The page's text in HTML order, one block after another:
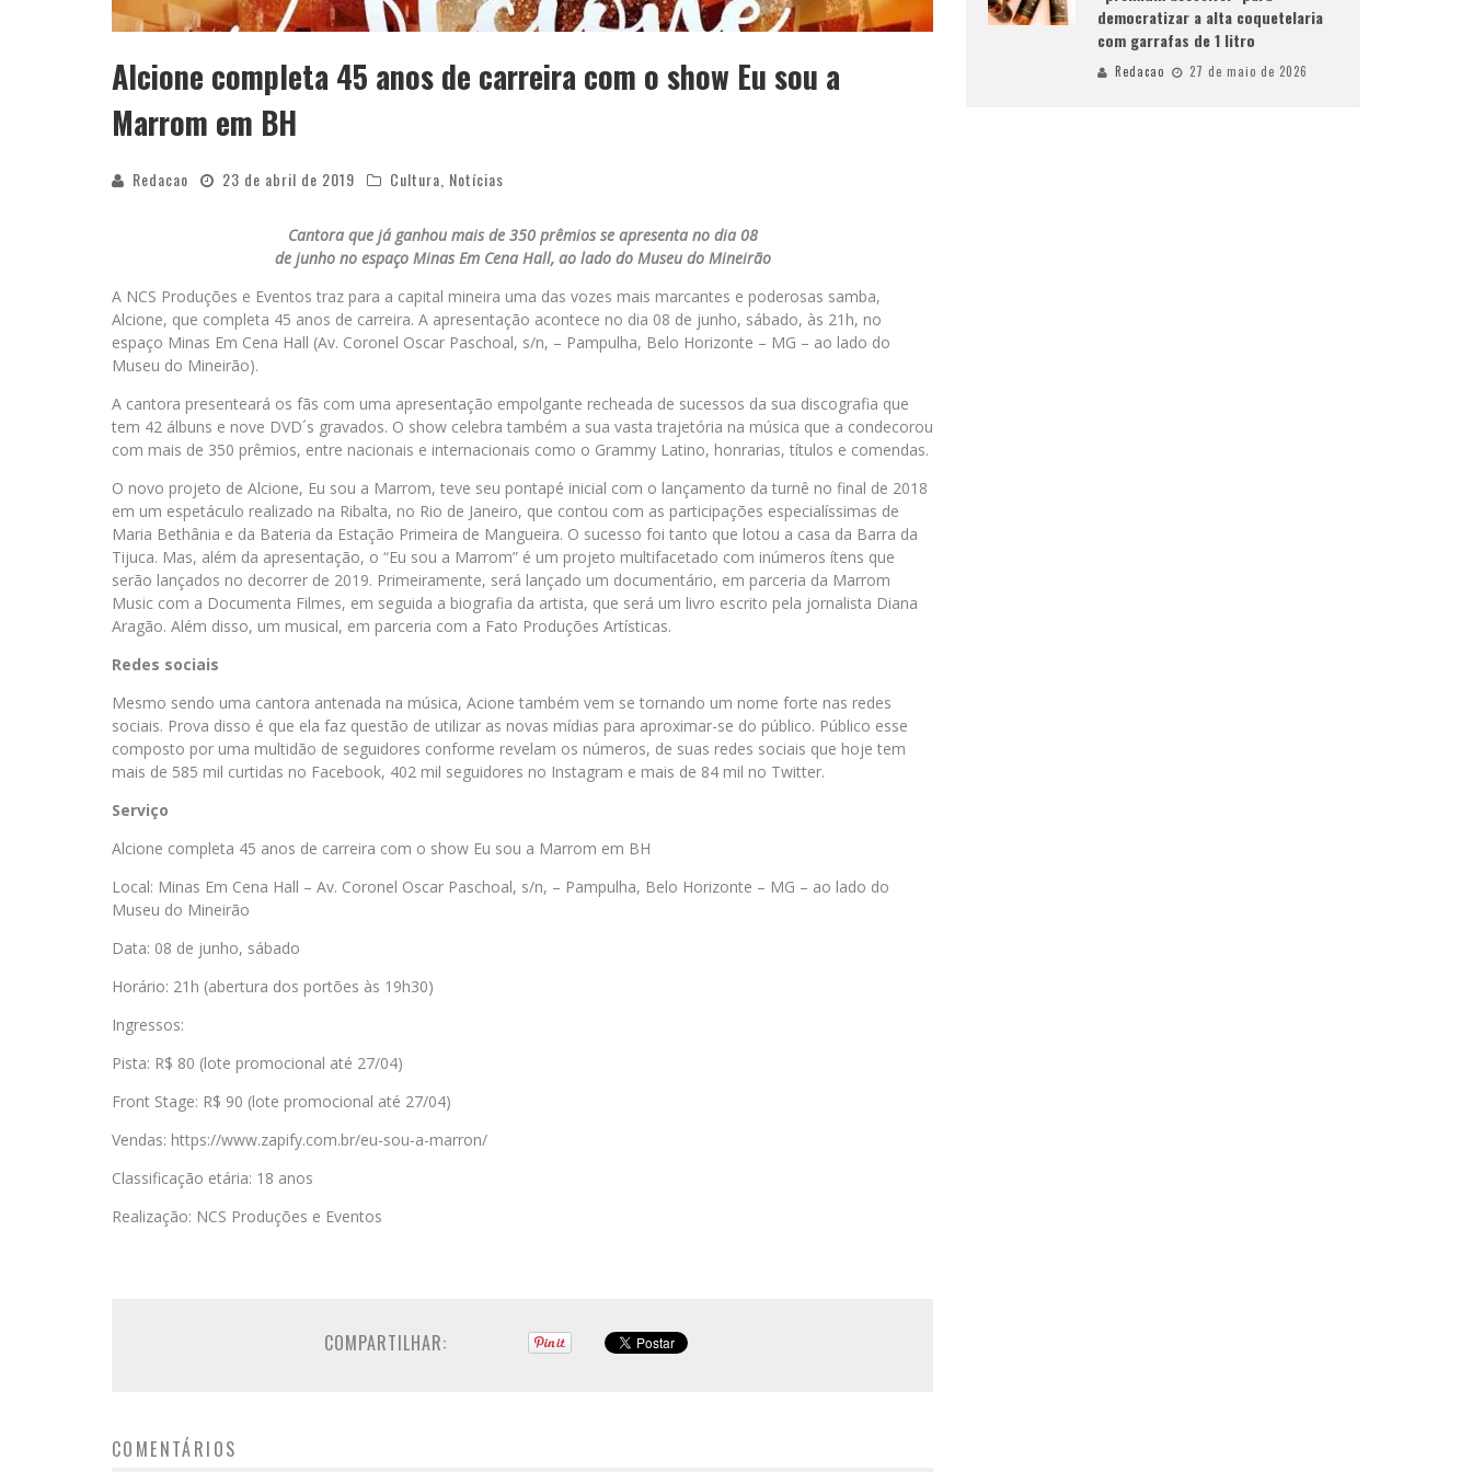
Alcione completa 45 anos de carreira com o show Eu sou a
Marrom em BH
Redacao 23 de abril de 2019 Cultura Notícias
Cantora que já ganhou mais de 350 prêmios se apresenta no dia 08
de junho no espaço Minas Em Cena Hall, ao lado do Museu do Mineirão
A NCS Produções e Eventos traz para a capital mineira uma das vozes mais marcantes e poderosas samba,
Alcione, que completa 45 anos de carreira. A apresentação acontece no dia 08 de junho, sábado, às 21h, no
espaço Minas Em Cena Hall (Av. Coronel Oscar Paschoal, s/n, – Pampulha, Belo Horizonte – MG – ao lado do
Museu do Mineirão).
A cantora presenteará os fãs com uma apresentação empolgante recheada de sucessos da sua discografia que
tem 42 álbuns e nove DVD´s gravados. O show celebra também a sua vasta trajetória na música que a condecorou
com mais de 350 prêmios, entre nacionais e internacionais como o Grammy Latino, honrarias, títulos e comendas.
O novo projeto de Alcione, Eu sou a Marrom, teve seu pontapé inicial com o lançamento da turnê no final de 2018
em um espetáculo realizado na Ribalta, no Rio de Janeiro, que contou com as participações especialíssimas de
Maria Bethânia e da Bateria da Estação Primeira de Mangueira. O sucesso foi tanto que lotou a casa da Barra da
Tijuca. Mas, além da apresentação, o “Eu sou a Marrom” é um projeto multifacetado com inúmeros ítens que
serão lançados no decorrer de 2019. Primeiramente, será lançado um documentário, em parceria da Marrom
Music com a Documenta Filmes, em seguida a biografia da artista, que será um livro escrito pela jornalista Diana
Aragão. Além disso, um musical, em parceria com a Fato Produções Artísticas.
Redes sociais
Mesmo sendo uma cantora antenada na música, Acione também vem se tornando um nome forte nas redes
sociais. Prova disso é que ela faz questão de utilizar as novas mídias para aproximar-se do público. Público esse
composto por uma multidão de seguidores conforme revelam os números, de suas redes sociais que hoje tem
mais de 585 mil curtidas no Facebook, 402 mil seguidores no Instagram e mais de 84 mil no Twitter.
Serviço
Alcione completa 45 anos de carreira com o show Eu sou a Marrom em BH
Local: Minas Em Cena Hall – Av. Coronel Oscar Paschoal, s/n, – Pampulha, Belo Horizonte – MG – ao lado do
Museu do Mineirão
Data: 08 de junho, sábado
Horário: 21h (abertura dos portões às 19h30)
Ingressos:
Pista: R$ 80 (lote promocional até 27/04)
Front Stage: R$ 90 (lote promocional até 27/04)
Vendas: https://www.zapify.com.br/eu-sou-a-marron/
Classificação etária: 18 anos
Realização: NCS Produções e Eventos
COMPARTILHAR:
COMENTÁRIOS
democratizar a alta coquetelaria
com garrafas de 1 litro
Redacao 27 de maio de 2026